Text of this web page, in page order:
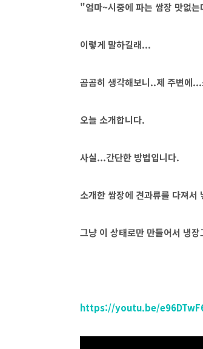
"엄마~시중에 파는 쌈장 맛없
이렇게 말하길래...
곰곰히 생각해보니..제 주변에
오늘 소개합니다.
사실...간단한 방법입니다.
소개한 쌈장에 견과류를 다져서
그냥 이 상태로만 만들어서 냉
https://youtu.be/